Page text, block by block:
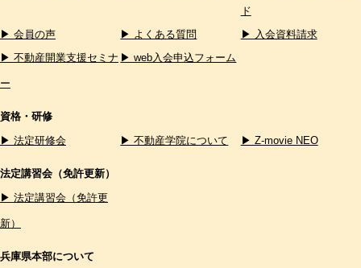
ド
▶ 会員の声
▶ よくある質問
▶ 入会資料請求
▶ 不動産開業支援セミナ
ー
▶ web入会申込フォーム
資格・研修
▶ 法定研修会
▶ 不動産学院について ▶ Z-movie NEO
法定講習会（免許更新）
▶ 法定講習会（免許更
新）
兵庫県本部について